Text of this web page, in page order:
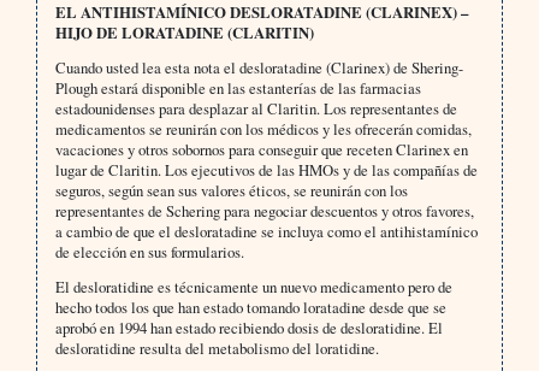
EL ANTIHISTAMÍNICO DESLORATADINE (CLARINEX) –
HIJO DE LORATADINE (CLARITIN)
Cuando usted lea esta nota el desloratadine (Clarinex) de Shering-
Plough estará disponible en las estanterías de las farmacias
estadounidenses para desplazar al Claritin. Los representantes de
medicamentos se reunirán con los médicos y les ofrecerán comidas,
vacaciones y otros sobornos para conseguir que receten Clarinex en
lugar de Claritin. Los ejecutivos de las HMOs y de las compañías de
seguros, según sean sus valores éticos, se reunirán con los
representantes de Schering para negociar descuentos y otros favores,
a cambio de que el desloratadine se incluya como el antihistamínico
de elección en sus formularios.
El desloratidine es técnicamente un nuevo medicamento pero de
hecho todos los que han estado tomando loratadine desde que se
aprobó en 1994 han estado recibiendo dosis de desloratidine. El
desloratidine resulta del metabolismo del loratidine.